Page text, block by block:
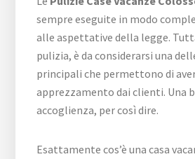
sempre eseguite in modo
alle aspettative della legge.
pulizia, è da considerarsi una
principali che permettono di
apprezzamento dai clienti. Una
accoglienza, per così dire.
Esattamente cos’è una casa